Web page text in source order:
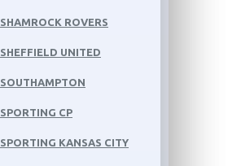
SHAMROCK ROVERS
SHEFFIELD UNITED
SOUTHAMPTON
SPORTING CP
SPORTING KANSAS CITY